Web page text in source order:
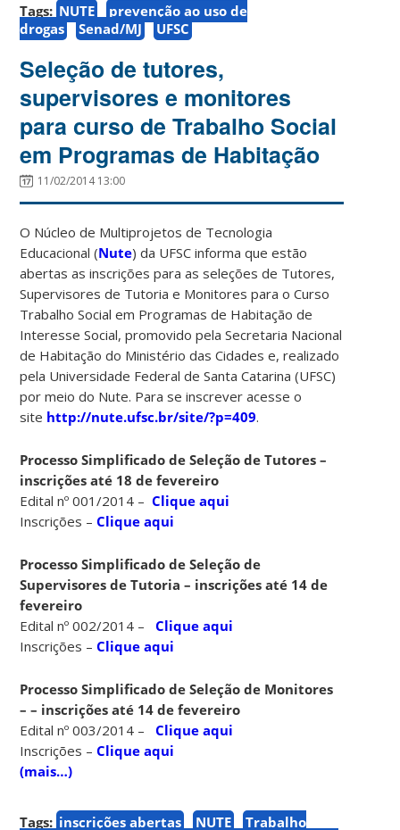
Tags: NUTE
prevenção ao uso de
drogas
Senad/MJ UFSC
Seleção de tutores,
supervisores e monitores
para curso de Trabalho Social
em Programas de Habitação
11/02/2014 13:00
O Núcleo de Multiprojetos de Tecnologia
Educacional (Nute) da UFSC informa que estão
abertas as inscrições para as seleções de Tutores,
Supervisores de Tutoria e Monitores para o Curso
Trabalho Social em Programas de Habitação de
Interesse Social, promovido pela Secretaria Nacional
de Habitação do Ministério das Cidades e, realizado
pela Universidade Federal de Santa Catarina (UFSC)
por meio do Nute. Para se inscrever acesse o
site http://nute.ufsc.br/site/?p=409.
Processo Simplificado de Seleção de Tutores –
inscrições até 18 de fevereiro
Edital nº 001/2014 –Clique aqui
Inscrições –Clique aqui
Processo Simplificado de Seleção de
Supervisores de Tutoria – inscrições até 14 de
fevereiro
Edital nº 002/2014 –Clique aqui
Inscrições –Clique aqui
Processo Simplificado de Seleção de Monitores
– – inscrições até 14 de fevereiro
Edital nº 003/2014 –Clique aqui
Inscrições –Clique aqui
(mais…)
Tags: inscrições abertas NUTE Trabalho